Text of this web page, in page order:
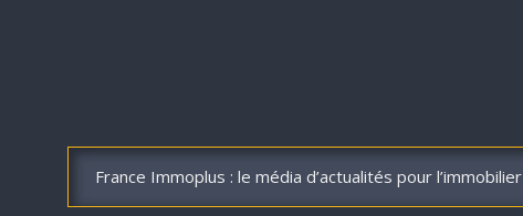
France Immoplus : le média d’actualités pour l’immobilier